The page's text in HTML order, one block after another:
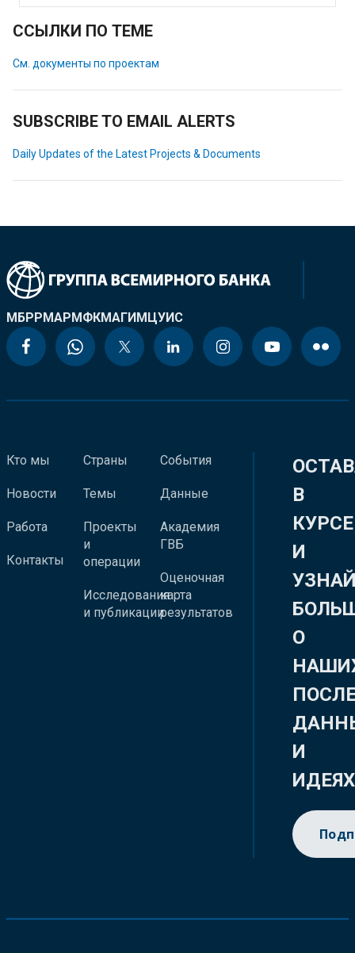
ССЫЛКИ ПО ТЕМЕ
См. документы по проектам
SUBSCRIBE TO EMAIL ALERTS
Daily Updates of the Latest Projects & Documents
МБРРМАРМФКМАГИМЦУИС
Кто мы
Новости
Работа
Контакты
Страны
Темы
Проекты
и
операции
Исследования
и публикации
События
Данные
Академия
ГВБ
Оценочная
карта
результатов
В
КУРСЕ
И
О
И
ИДЕЯХ